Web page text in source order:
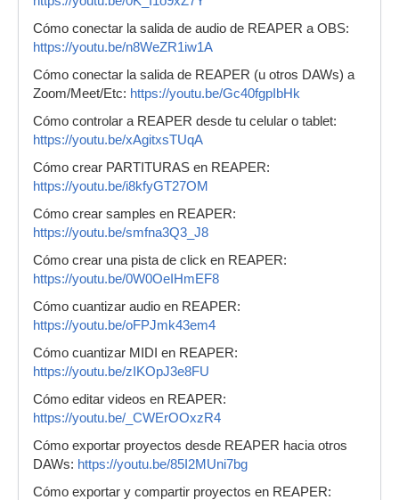
Cómo conectar la salida de audio de REAPER a OBS:
https://youtu.be/n8WeZR1iw1A
Cómo conectar la salida de REAPER (u otros DAWs) a
Zoom/Meet/Etc: https://youtu.be/Gc40fgpIbHk
Cómo controlar a REAPER desde tu celular o tablet:
https://youtu.be/xAgitxsTUqA
Cómo crear PARTITURAS en REAPER:
https://youtu.be/i8kfyGT27OM
Cómo crear samples en REAPER:
https://youtu.be/smfna3Q3_J8
Cómo crear una pista de click en REAPER:
https://youtu.be/0W0OeIHmEF8
Cómo cuantizar audio en REAPER:
https://youtu.be/oFPJmk43em4
Cómo cuantizar MIDI en REAPER:
https://youtu.be/zIKOpJ3e8FU
Cómo editar videos en REAPER:
https://youtu.be/_CWErOOxzR4
Cómo exportar proyectos desde REAPER hacia otros
DAWs: https://youtu.be/85I2MUni7bg
Cómo exportar y compartir proyectos en REAPER: